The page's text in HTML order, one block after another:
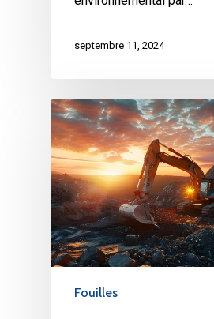
septembre 11, 2024
Fouilles